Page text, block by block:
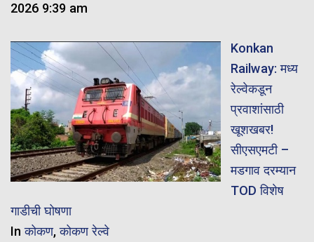
2026 9:39 am
Konkan
Railway: मध्य
रेल्वेकडून
प्रवाशांसाठी
खूशखबर!
सीएसएमटी –
मडगाव दरम्यान
TOD विशेष
गाडीची घोषणा
Inकोकण,कोकण रेल्वे